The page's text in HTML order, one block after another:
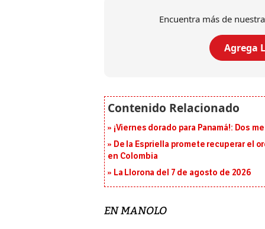
Encuentra más de
Agrega
¡Viernes dorado para Panamá!: Dos
De la Espriella promete recuperar el
en Colombia
La Llorona del 7 de agosto de 2026
EN MANOLO